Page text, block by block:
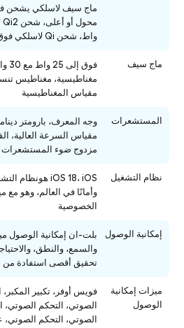
واط، شحن Qi لاسلكي فوق إلى 7.5 واط، سريع قادر
ماج سيف
مقياس المغناطيسية
المستشعرات
وجه المعرف، بارومتر
مقياس السرعة
مزدوج ضوء المستشعرات
نظام التشغيل
وأمانًا في العالم، وهو مع
الخصوصية
إمكانية الوصول
بلت-ان إمكانية الوصول
والسمع، والنطق،
تحقيق أقصى استفادة من
ميزات إمكانية
الوصول
فويس أوفر، تكبير
الصوتي، التحكم الصوتي،